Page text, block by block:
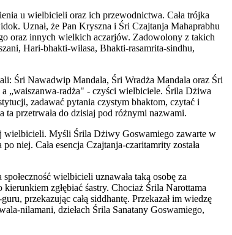
u wielbicieli oraz ich przewodnictwa. Cała trójka
Uznał, że Pan Kryszna i Śri Czajtanja Mahaprabhu
oraz innych wielkich aczarjów. Zadowolony z takich
Hari-bhakti-wilasa, Bhakti-rasamrita-sindhu,
Śri Nawadwip Mandala, Śri Wradża Mandala oraz Śri
„waiszanwa-radża" - czyści wielbiciele. Śrila Dżiwa
zadawać pytania czystym bhaktom, czytać i
przetrwała do dzisiaj pod różnymi nazwami.
wielbicieli. Myśli Śrila Dżiwy Goswamiego zawarte w
niej. Cała esencja Czajtanja-czaritamrity została
wielbicieli uznawała taką osobę za
zgłębiać śastry. Chociaż Śrila Narottama
przekazując całą siddhantę. Przekazał im wiedzę
nilamani, dziełach Śrila Sanatany Goswamiego,